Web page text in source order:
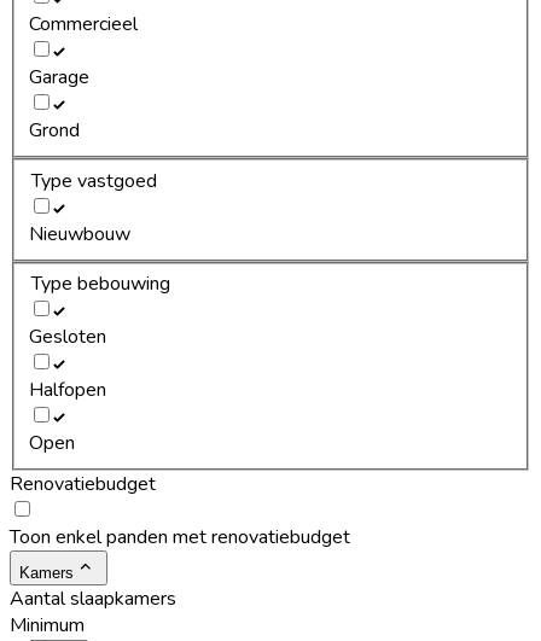
Commercieel
Garage
Grond
Type vastgoed
Nieuwbouw
Type bebouwing
Gesloten
Halfopen
Open
Renovatiebudget
Toon enkel panden met renovatiebudget
Kamers
Aantal slaapkamers
Minimum